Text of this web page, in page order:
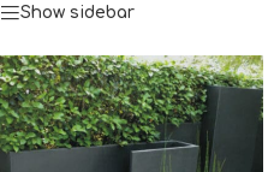
Show sidebar